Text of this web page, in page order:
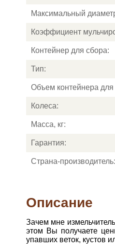
Максимальный
Коэффициент
Контейнер для сбора:
Тип:
Объем контейнера для
Колеса:
Масса, кг:
Гарантия:
Страна-производитель:
Описание
Зачем мне
этом Вы получаете
упавших веток, кустов